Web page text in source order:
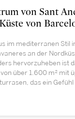
von Sant
von
im mediterranen Stil
an der
hervorzuheben ist
über 1.600 m² mit
das ein Gefühl